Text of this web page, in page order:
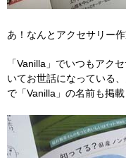
あ！なんとアクセサリー
「Vanilla」でいつもアク
いてお世話になっている
で「Vanilla」の名前も掲